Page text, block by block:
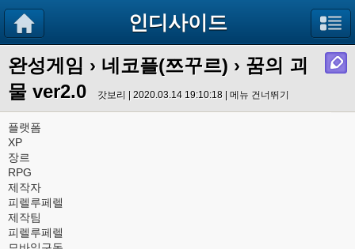
인디사이드
완성게임 › 네코플(쯔꾸르) › 꿈의 괴
물 ver2.0
갓보리 | 2020.03.14 19:10:18 | 메뉴 건너뛰기
플랫폼
XP
장르
RPG
제작자
피렐루페렐
제작팀
피렐루페렐